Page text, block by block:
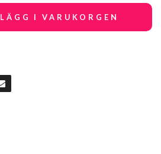
LÄGG I VARUKORGEN